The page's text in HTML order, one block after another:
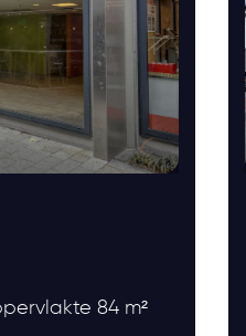
84 m²